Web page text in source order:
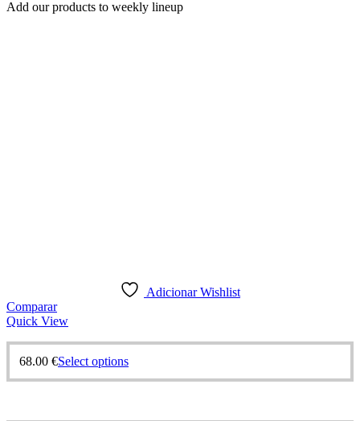
Add our products to weekly lineup
Adicionar Wishlist
Comparar
Quick View
68.00 €Select options